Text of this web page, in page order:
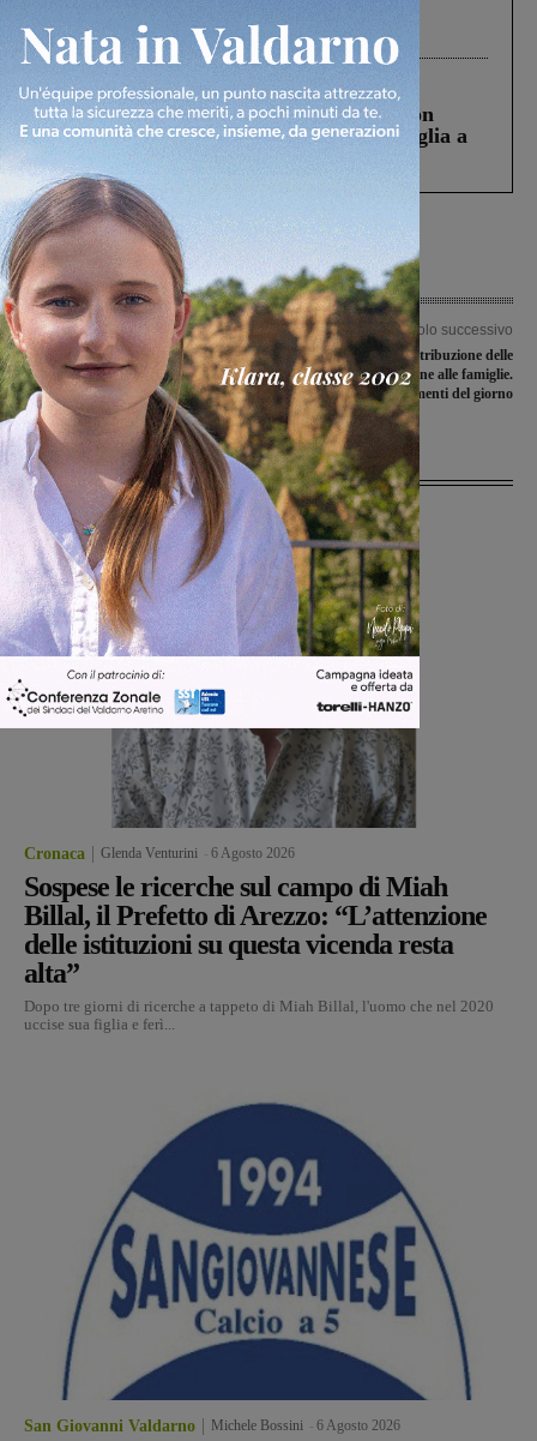
Gianni, Giulia e Franco. Lo schianto, il
processo, lo stop ai sorpassi fra tir....
Cronaca 3 Agosto 2026
Scomparso da una struttura di Castiglion
Fiorentino l’uomo che aveva ucciso la figlia a
Levane nel 2020
Articolo precedente
Serristori, Tozzi ( Lega): “la Regione
ci dica chiaramente cosa vuole fare
dell’ospedale di Figline”
Articolo successivo
Covid-19, inizia la distribuzione delle
mascherine alle famiglie.
Aggiornamenti del giorno
Ultime Notizie
Cronaca Glenda Venturini 6 Agosto 2026
Sospese le ricerche sul campo di Miah
Billal, il Prefetto di Arezzo: “L’attenzione
delle istituzioni su questa vicenda resta
alta”
Dopo tre giorni di ricerche a tappeto di Miah Billal, l'uomo che nel 2020
uccise sua figlia e ferì...
San Giovanni Valdarno Michele Bossini 6 Agosto 2026